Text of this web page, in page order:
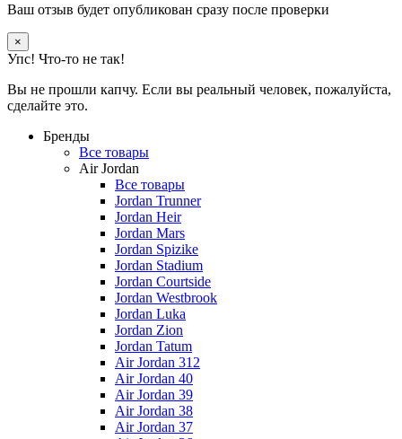
Ваш отзыв будет опубликован сразу после проверки
×
Упс! Что-то не так!
Вы не прошли капчу. Если вы реальный человек, пожалуйста,
сделайте это.
Бренды
Все товары
Air Jordan
Все товары
Jordan Trunner
Jordan Heir
Jordan Mars
Jordan Spizike
Jordan Stadium
Jordan Courtside
Jordan Westbrook
Jordan Luka
Jordan Zion
Jordan Tatum
Air Jordan 312
Air Jordan 40
Air Jordan 39
Air Jordan 38
Air Jordan 37